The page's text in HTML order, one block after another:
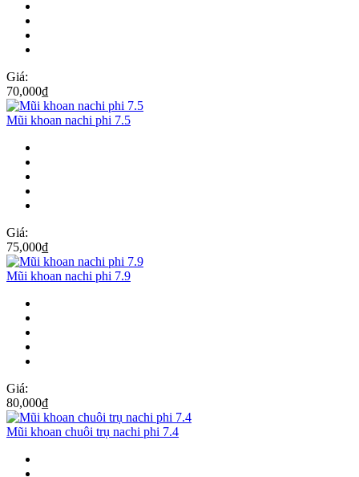
Giá:
70,000₫
Mũi khoan nachi phi 7.5
Giá:
75,000₫
Mũi khoan nachi phi 7.9
Giá:
80,000₫
Mũi khoan chuôi trụ nachi phi 7.4